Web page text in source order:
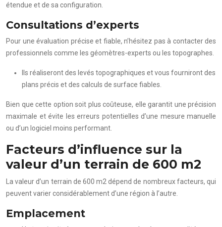
étendue et de sa configuration.
Consultations d’experts
Pour une évaluation précise et fiable, n’hésitez pas à contacter des
professionnels comme les géomètres-experts ou les topographes.
Ils réaliseront des levés topographiques et vous fourniront des
plans précis et des calculs de surface fiables.
Bien que cette option soit plus coûteuse, elle garantit une précision
maximale et évite les erreurs potentielles d’une mesure manuelle
ou d’un logiciel moins performant.
Facteurs d’influence sur la
valeur d’un terrain de 600 m2
La valeur d’un terrain de 600 m2 dépend de nombreux facteurs, qui
peuvent varier considérablement d’une région à l’autre.
Emplacement